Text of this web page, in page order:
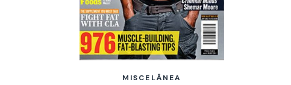
MISCELÂNEA